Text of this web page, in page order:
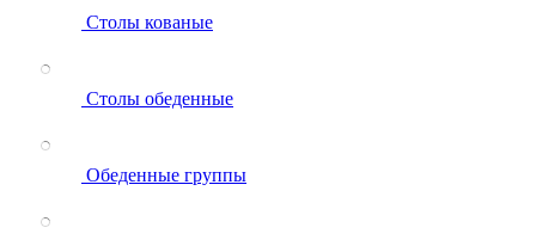
Столы кованые
Столы обеденные
Обеденные группы